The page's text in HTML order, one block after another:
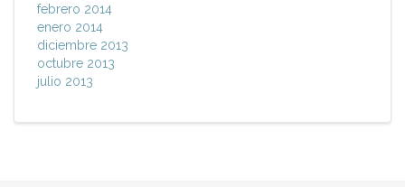
febrero 2014
enero 2014
diciembre 2013
octubre 2013
julio 2013